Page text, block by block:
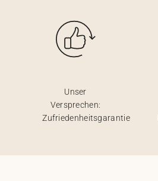
Unser
Versprechen:
Zufriedenheitsgarantie